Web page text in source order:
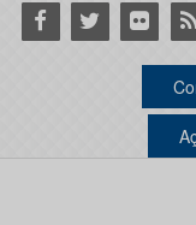
Facebook
Twitter Flickr